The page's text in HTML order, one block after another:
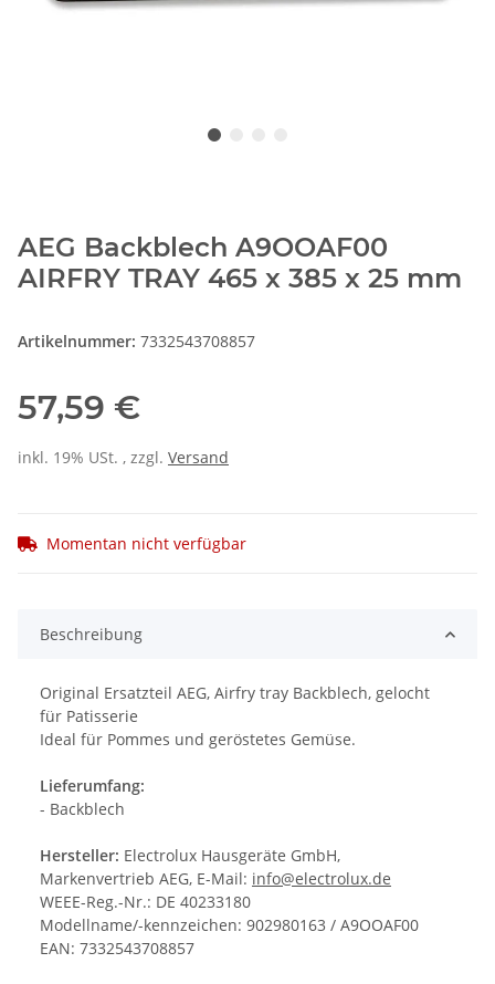
AEG Backblech A9OOAF00
AIRFRY TRAY 465 x 385 x 25 mm
Artikelnummer: 7332543708857
57,59 €
inkl. 19% USt. , zzgl. Versand
Momentan nicht verfügbar
Beschreibung
Original Ersatzteil AEG, Airfry tray Backblech, gelocht
für Patisserie
Ideal für Pommes und geröstetes Gemüse.
Lieferumfang:
- Backblech
Hersteller: Electrolux Hausgeräte GmbH,
Markenvertrieb AEG, E-Mail: info@electrolux.de
WEEE-Reg.-Nr.: DE 40233180
Modellname/-kennzeichen: 902980163 / A9OOAF00
EAN: 7332543708857